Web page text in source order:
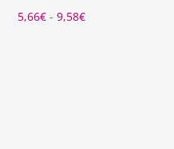
5,66€ - 9,58€Rango